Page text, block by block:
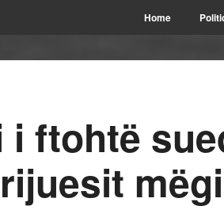
Home
ftohtë